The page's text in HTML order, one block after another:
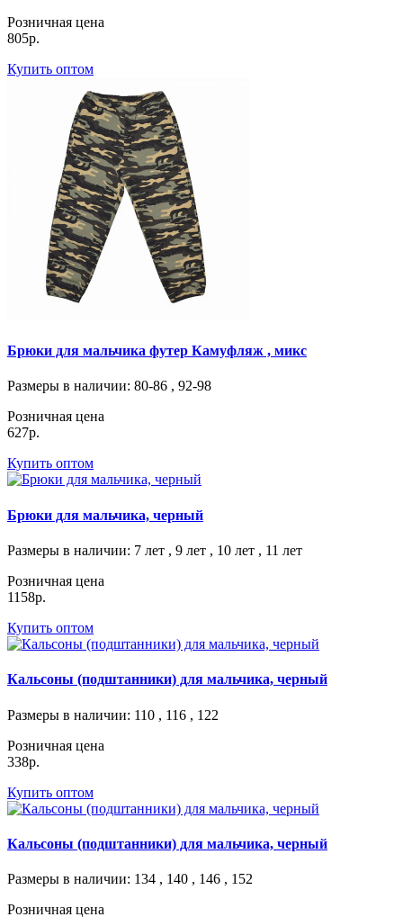
Розничная цена
805р.
Купить оптом
Брюки для мальчика футер Камуфляж , микс
Размеры в наличии: 80-86 , 92-98
Розничная цена
627р.
Купить оптом
Брюки для мальчика, черный
Размеры в наличии: 7 лет , 9 лет , 10 лет , 11 лет
Розничная цена
1158р.
Купить оптом
Кальсоны (подштанники) для мальчика, черный
Размеры в наличии: 110 , 116 , 122
Розничная цена
338р.
Купить оптом
Кальсоны (подштанники) для мальчика, черный
Размеры в наличии: 134 , 140 , 146 , 152
Розничная цена